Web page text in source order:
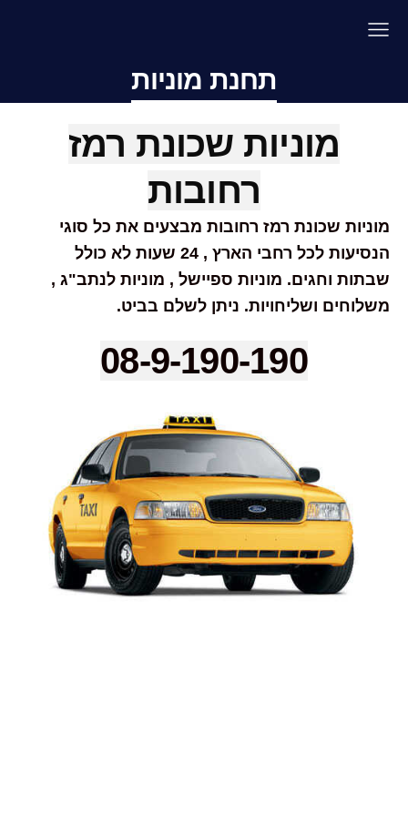
תחנת מוניות
מוניות שכונת רמז
רחובות
מוניות שכונת רמז רחובות מבצעים את כל סוגי
הנסיעות לכל רחבי הארץ , 24 שעות לא כולל
שבתות וחגים. מוניות ספיישל , מוניות לנתב"ג ,
משלוחים ושליחויות. ניתן לשלם בביט.
08-9-190-190